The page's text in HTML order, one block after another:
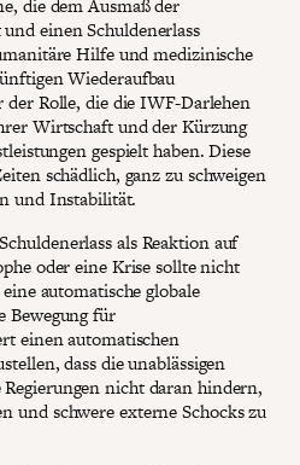
die dem Ausmaß der
einen Schuldenerlass
Hilfe und medizinische
Wiederaufbau
der Rolle, die die IWF-Darlehen
Wirtschaft und der Kürzung
gespielt haben. Diese
schädlich, ganz zu schweigen
und Instabilität.
als Reaktion auf
oder eine Krise sollte nicht
automatische globale
Bewegung für
einen automatischen
dass die unablässigen
nicht daran hindern,
und schwere externe Schocks zu